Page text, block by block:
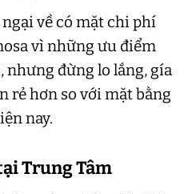
về có mặt chi phí
vì những ưu điểm
nhưng đừng lo lắng, gía
rẻ hơn so với mặt bằng
nay.
Trung Tâm